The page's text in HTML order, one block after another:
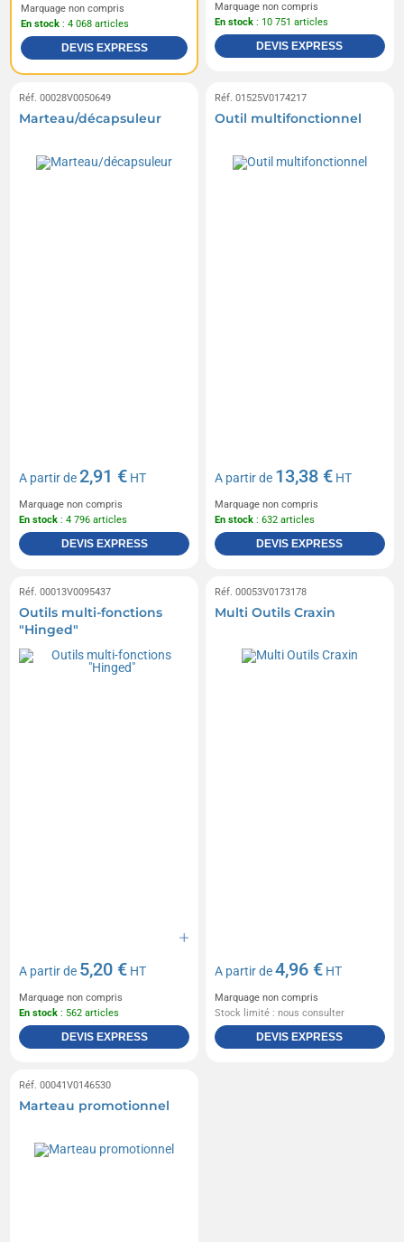
Marquage non compris
En stock : 4 068 articles
DEVIS EXPRESS
Marquage non compris
En stock : 10 751 articles
DEVIS EXPRESS
Réf. 00028V0050649
Marteau/décapsuleur
A partir de2,91 € HT
Marquage non compris
En stock : 4 796 articles
DEVIS EXPRESS
Réf. 01525V0174217
Outil multifonctionnel
A partir de 13,38 € HT
Marquage non compris
En stock : 632 articles
DEVIS EXPRESS
Réf. 00013V0095437
Outils multi-fonctions
"Hinged"
A partir de 5,20 € HT
Marquage non compris
En stock : 562 articles
DEVIS EXPRESS
Réf. 00053V0173178
Multi Outils Craxin
A partir de4,96 € HT
Marquage non compris
Stock limité : nous consulter
DEVIS EXPRESS
Réf. 00041V0146530
Marteau promotionnel